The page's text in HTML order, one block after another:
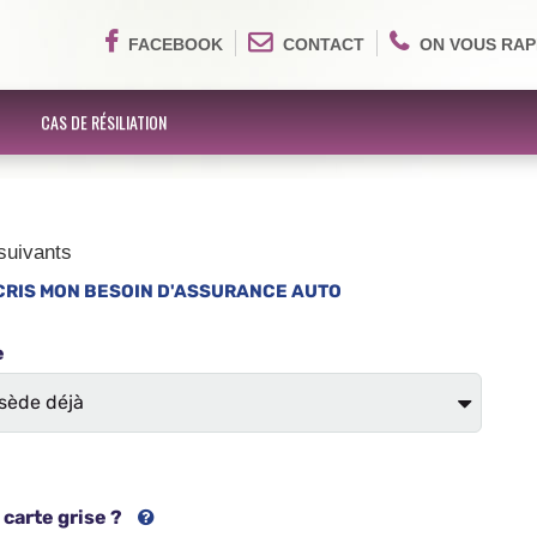
FACEBOOK CONTACT ON VOUS
CAS DE RÉSILIATION